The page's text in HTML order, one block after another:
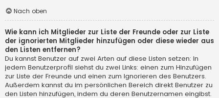
Nach oben
Wie kann ich Mitglieder zur Liste der Freunde oder zur Liste
der ignorierten Mitglieder hinzufügen oder diese wieder aus
den Listen entfernen?
Du kannst Benutzer auf zwei Arten auf diese Listen setzen: In
jedem Benutzerprofil siehst du zwei Links: einen zum Hinzufügen
zur Liste der Freunde und einen zum Ignorieren des Benutzers.
Außerdem kannst du im persönlichen Bereich direkt Benutzer zu
den Listen hinzufügen, indem du deren Benutzernamen eingibst.